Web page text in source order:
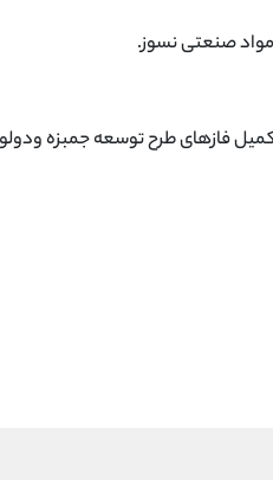
مواد صنعتی نسوز.
فازهای طرح توسعه جمبزه